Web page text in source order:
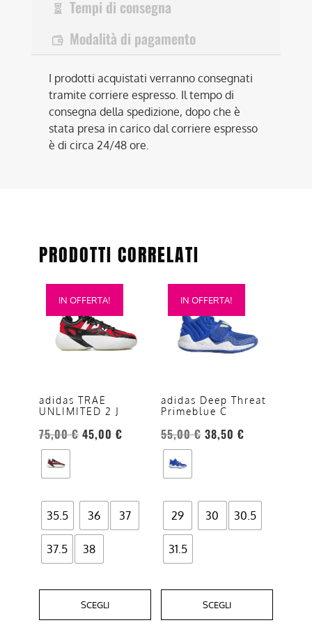
Tempi di consegna
Modalità di pagamento
I prodotti acquistati verranno consegnati
tramite corriere espresso. Il tempo di
consegna della spedizione, dopo che è
stata presa in carico dal corriere espresso
è di circa 24/48 ore.
PRODOTTI CORRELATI
IN OFFERTA!
adidas TRAE
UNLIMITED 2 J
75,00€ 45,00 €
35.5 36 37
37.5 38
SCEGLI
Questo
prodotto
opzioni
possono
essere
scelte
nella
del
prodotto
IN OFFERTA!
adidas Deep Threat
Primeblue C
55,00€ 38,50 €
29 30 30.5
31.5
SCEGLI
Questo
prodotto
opzioni
possono
essere
scelte
nella
del
prodotto